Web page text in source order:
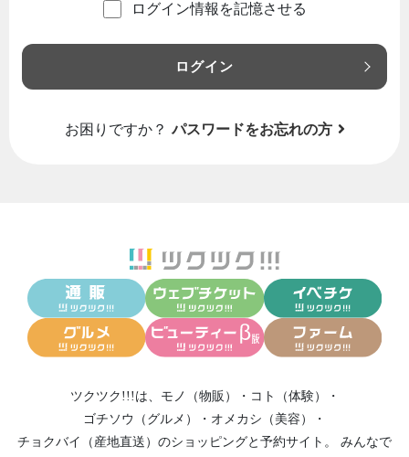
ログイン情報を記憶させる
ログイン
お困りですか？ パスワードをお忘れの方
ツクツク!!!は、 モノ（物販） ・ コト（体験）
・
ゴチソウ（グルメ）
・ オメカシ（美容）
・
チョクバイ（産地直送） のショッピングと予約サイト。
みんなで